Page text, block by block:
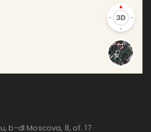
b-dl Moscova, 8, of. 17